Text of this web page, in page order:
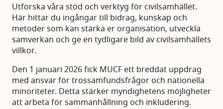
Utforska våra stöd och verktyg för civilsamhället.
Här hittar du ingångar till bidrag, kunskap och
metoder som kan stärka er organisation, utveckla
samverkan och ge en tydligare bild av civilsamhällets
villkor.
Den 1 januari 2026 fick MUCF ett breddat uppdrag
med ansvar för trossamfundsfrågor och nationella
minoriteter. Detta stärker myndighetens möjligheter
att arbeta för sammanhållning och inkludering.